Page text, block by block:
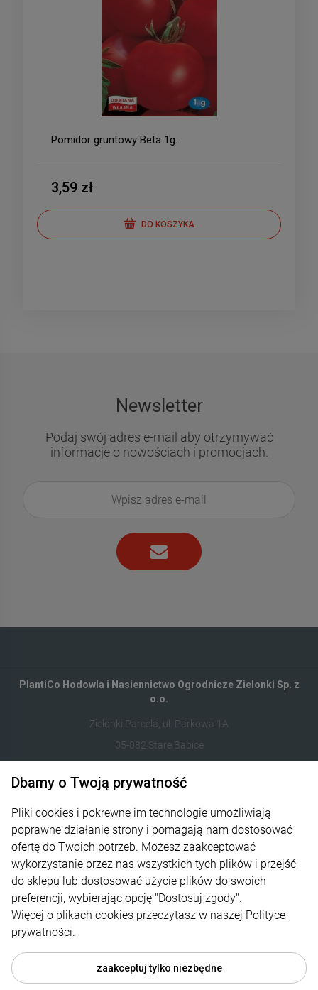
Pomidor gruntowy Beta 1g.
3,59 zł
DO KOSZYKA
Newsletter
Podaj swój adres e-mail aby otrzymywać
informacje o nowościach i promocjach.
PlantiCo Hodowla i Nasiennictwo Ogrodnicze Zielonki Sp. z
o.o.
Zielonki Parcela, ul. Parkowa 1A
05-082 Stare Babice
122821412
Informacje
Obsługa zamówień
O nas
Dbamy o Twoją prywatność
Pliki cookies i pokrewne im technologie umożliwiają
poprawne działanie strony i pomagają nam dostosować
ofertę do Twoich potrzeb. Możesz zaakceptować
wykorzystanie przez nas wszystkich tych plików i przejść
do sklepu lub dostosować użycie plików do swoich
preferencji, wybierając opcję "Dostosuj zgody".
Więcej o plikach cookies przeczytasz w naszej Polityce
prywatności.
zaakceptuj tylko niezbędne